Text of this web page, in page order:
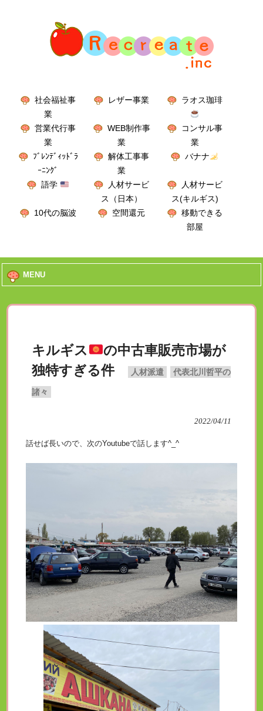
社会福祉事
業
レザー事業 ラオス珈琲
営業代行事
業
WEB制作事
業
コンサル事
業
ﾌﾞﾚﾝﾃﾞｨｯﾄﾞﾗ
ｰﾆﾝｸﾞ
解体工事事
業
バナナ
語学
人材サービ
ス（日本）
人材サービ
ス(キルギス)
10代の脳波
空間還元
移動できる
部屋
MENU
キルギス
の中古車販売市場が
独特すぎる件
人材派遣 代表北川哲平の
諸々
2022/04/11
話せば長いので、次のYoutubeで話します^_^